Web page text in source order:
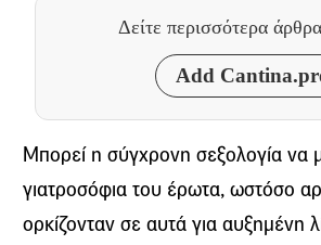
Δείτε περισσότερα
Add
Μπορεί η σύγχρονη σεξολογία να
γιατροσόφια του έρωτα, ωστόσο
ορκίζονταν σε αυτά για αυξημένη